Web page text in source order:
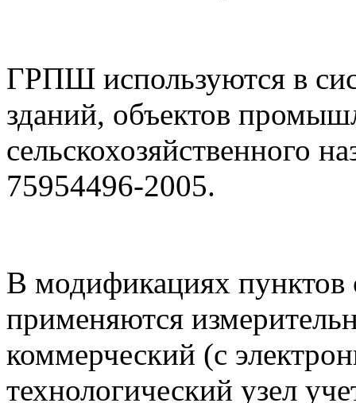
ГРПШ используются в
зданий, объектов
сельскохозяйственного
75954496-2005.
В модификациях пунктов
применяются
коммерческий (с
технологический узел